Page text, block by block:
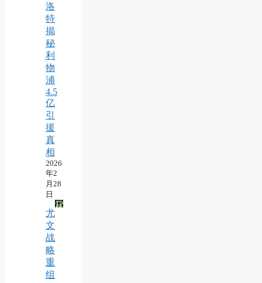
洛
特
揭
秘
利
物
浦
4.5
亿
引
援
真
相
2026
年2
月28
日
尤
文
战
略
重
组